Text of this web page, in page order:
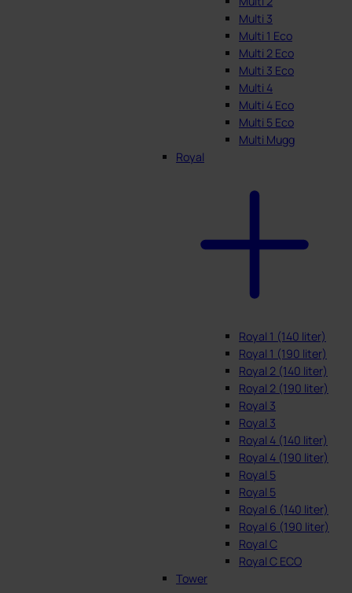
Multi 3
Multi 1 Eco
Multi 2 Eco
Multi 3 Eco
Multi 4
Multi 4 Eco
Multi 5 Eco
Multi Mugg
Royal
Royal 1 (140 liter)
Royal 1 (190 liter)
Royal 2 (140 liter)
Royal 2 (190 liter)
Royal 3
Royal 3
Royal 4 (140 liter)
Royal 4 (190 liter)
Royal 5
Royal 5
Royal 6 (140 liter)
Royal 6 (190 liter)
Royal C
Royal C ECO
Tower